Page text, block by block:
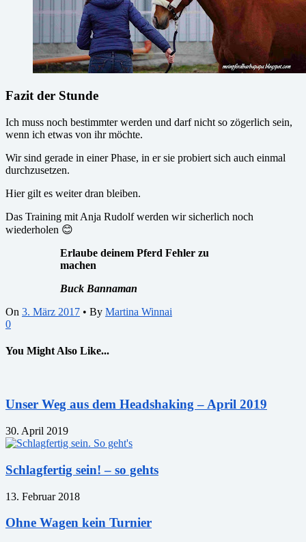
Fazit der Stunde
Ich muss noch bestimmter werden und darf nicht so zögerlich sein,
wenn ich etwas von ihr möchte.
Wir sind gerade in einer Phase, in er sie probiert sich auch einmal
durchzusetzen.
Hier gilt es weiter dran bleiben.
Das Training mit Anja Rudolf werden wir sicherlich noch
wiederholen 😊
Erlaube deinem Pferd Fehler zu
machen
Buck Bannaman
On 3. März 2017 • By Martina Winnai
0
You Might Also Like...
Unser Weg aus dem Headshaking – April 2019
30. April 2019
Schlagfertig sein! – so gehts
13. Februar 2018
Ohne Wagen kein Turnier